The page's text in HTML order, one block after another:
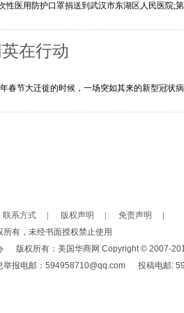
医用防护口罩捐送到武汉市东湖区人民医院;
在行动
春节大迁徙的时候，一场突如其来的新型冠状
联系方式 版权声明 免责声明
所有，未经书面授权禁止使用
版权所有：美国华商网 Copyright © 2007-
举报电邮：594958710@qq.com 投稿电邮: